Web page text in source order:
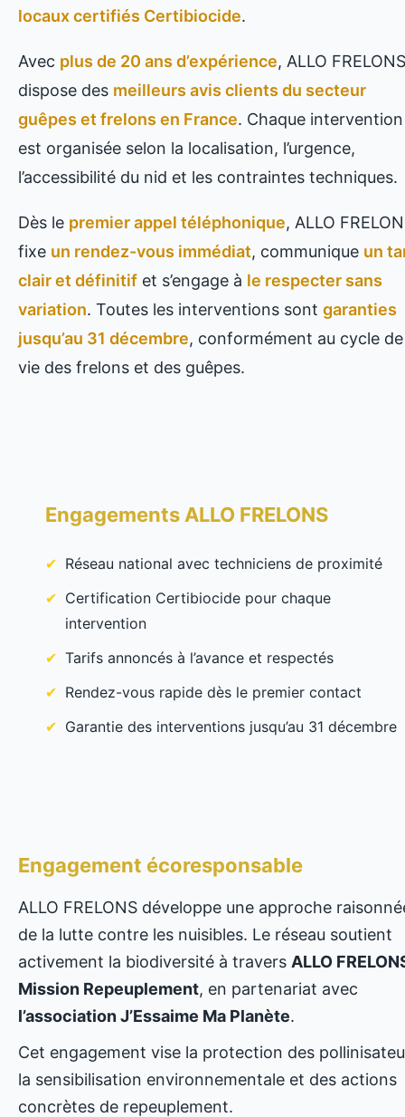
locaux certifiés Certibiocide.
Avec plus de 20 ans d’expérience, ALLO FRELONS
dispose des meilleurs avis clients du secteur
guêpes et frelons en France. Chaque intervention
est organisée selon la localisation, l’urgence,
l’accessibilité du nid et les contraintes techniques.
Dès le premier appel téléphonique, ALLO
fixe un rendez-vous immédiat, communique un
clair et définitif et s’engage à le respecter sans
variation. Toutes les interventions sont garanties
jusqu’au 31 décembre, conformément au cycle de
vie des frelons et des guêpes.
Engagements ALLO FRELONS
Réseau national avec techniciens de proximité
Certification Certibiocide pour chaque
intervention
Tarifs annoncés à l’avance et respectés
Rendez-vous rapide dès le premier contact
Garantie des interventions jusqu’au 31 décembre
Engagement écoresponsable
ALLO FRELONS développe une approche
de la lutte contre les nuisibles. Le réseau soutient
activement la biodiversité à travers ALLO
Mission Repeuplement, en partenariat avec
l’association J’Essaime Ma Planète.
Cet engagement vise la protection des
la sensibilisation environnementale et des actions
concrètes de repeuplement.